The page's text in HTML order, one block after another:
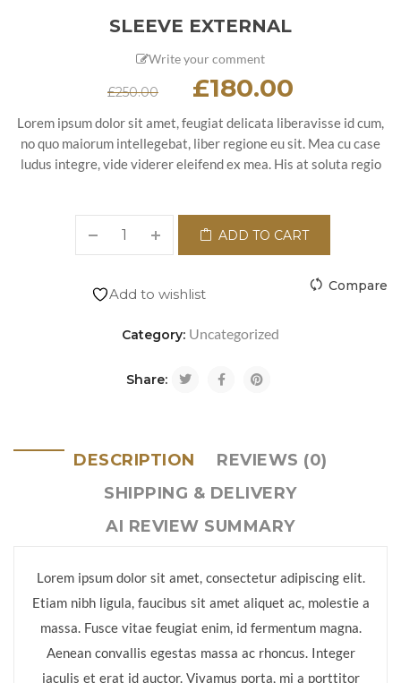
SLEEVE EXTERNAL
Write your comment
£250.00 £180.00
Lorem ipsum dolor sit amet, feugiat delicata liberavisse id cum,
no quo maiorum intellegebat, liber regione eu sit. Mea cu case
ludus integre, vide viderer eleifend ex mea. His at soluta regio
ADD TO CART
Add to wishlist Compare
Category: Uncategorized
Share:
DESCRIPTION
REVIEWS (0)
SHIPPING & DELIVERY
AI REVIEW SUMMARY
Lorem ipsum dolor sit amet, consectetur adipiscing elit.
Etiam nibh ligula, faucibus sit amet aliquet ac, molestie a
massa. Fusce vitae feugiat enim, id fermentum magna.
Aenean convallis egestas massa ac rhoncus. Integer
iaculis et erat id auctor. Vivamus porta, mi a porttitor